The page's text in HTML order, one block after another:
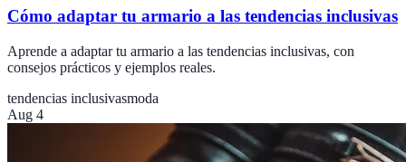
Cómo adaptar tu armario a las tendencias inclusivas
Aprende a adaptar tu armario a las tendencias inclusivas, con
consejos prácticos y ejemplos reales.
tendencias inclusivasmoda
Aug 4